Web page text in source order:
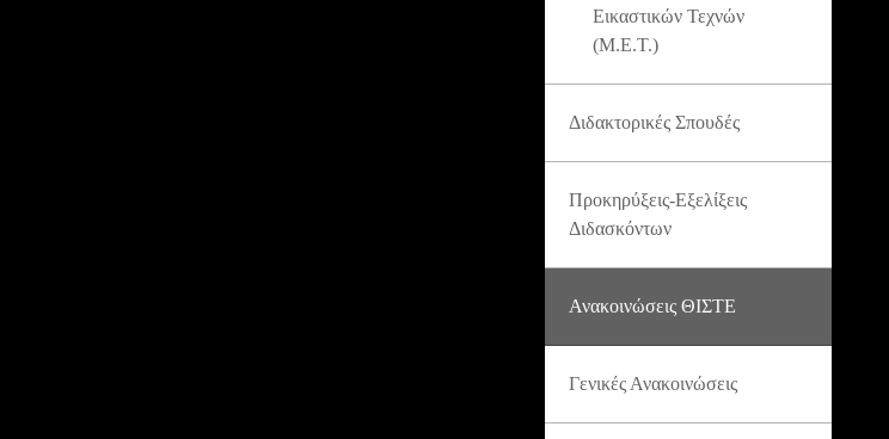
Εικαστικών Τεχνών
(Μ.Ε.Τ.)
Διδακτορικές Σπουδές
Προκηρύξεις-Εξελίξεις
Διδασκόντων
Ανακοινώσεις ΘΙΣΤΕ
Γενικές Ανακοινώσεις